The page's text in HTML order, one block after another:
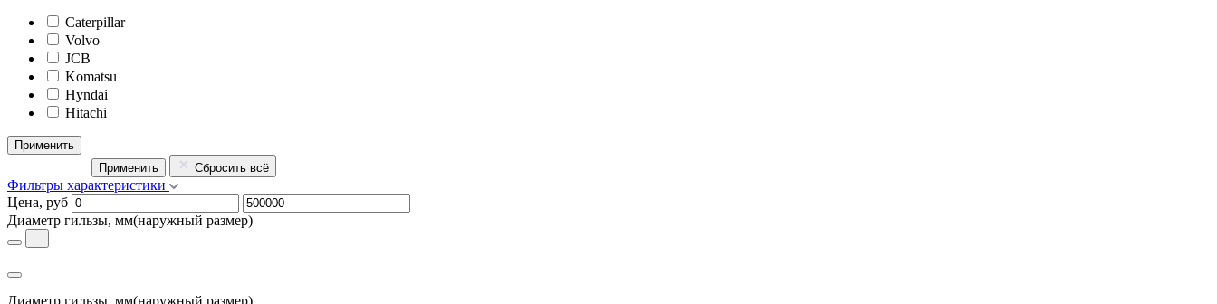
Caterpillar
Volvo
JCB
Komatsu
Hyndai
Hitachi
Применить
Применить
Сбросить всё
Фильтры характеристики
Цена, руб
Диаметр гильзы, мм(наружный размер)
Диаметр гильзы, мм(наружный размер)